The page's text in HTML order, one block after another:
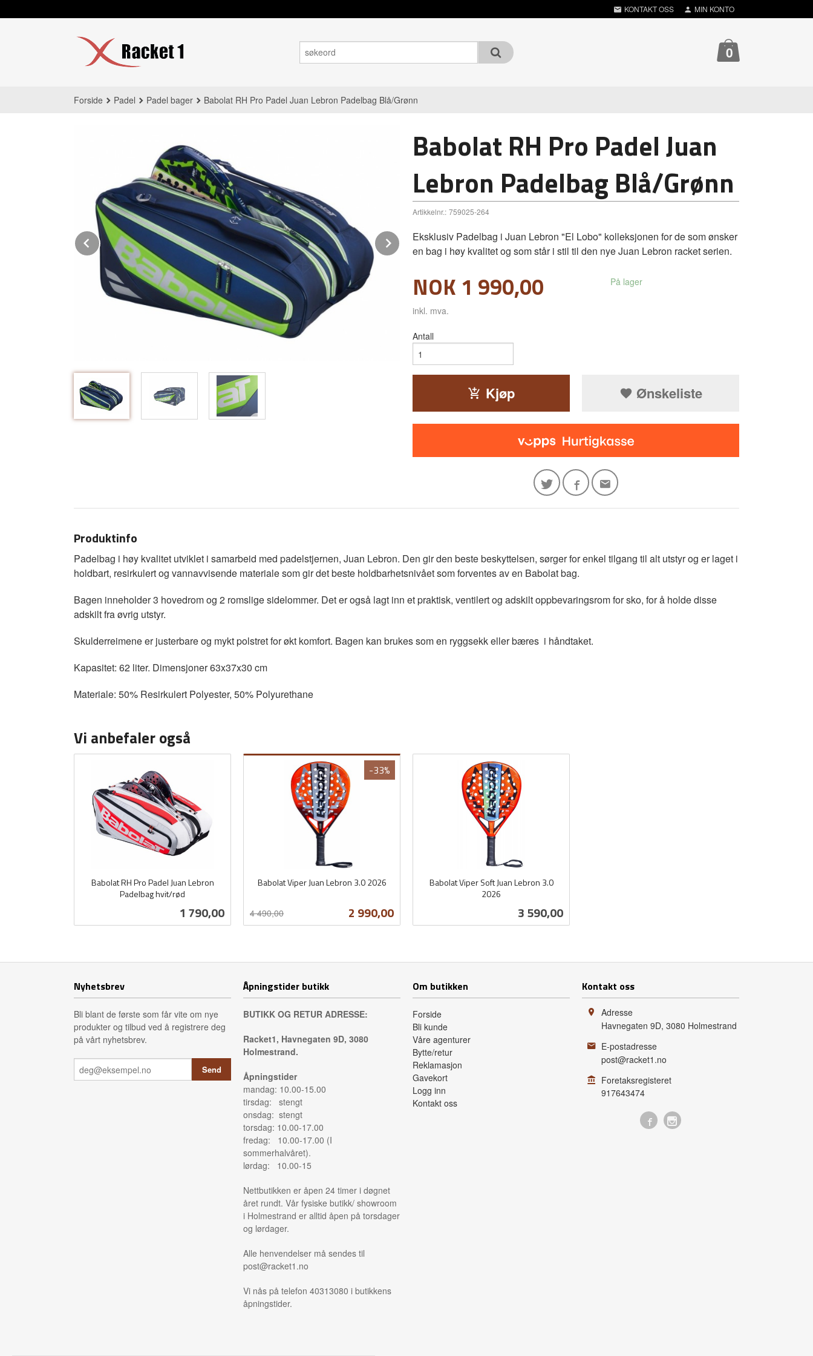
til
KONTAKT OSS MIN KONTO
0
Forside Padel Padel bager Babolat RH Pro Padel Juan Lebron Padelbag Blå/Grønn
Prev Next
Babolat RH Pro Padel Juan
Lebron Padelbag Blå/Grønn
Artikkelnr.: 759025-264
Eksklusiv Padelbag i Juan Lebron "El Lobo" kolleksjonen for de som ønsker
en bag i høy kvalitet og som står i stil til den nye Juan Lebron racket serien.
Pris
NOK 1 990,00
inkl. mva.
På lager
Antall
Kjøp Ønskeliste
Produktinfo
Padelbag i høy kvalitet utviklet i samarbeid med padelstjernen, Juan Lebron. Den gir den beste beskyttelsen, sørger for enkel tilgang til alt utstyr og er laget i
holdbart, resirkulert og vannavvisende materiale som gir det beste holdbarhetsnivået som forventes av en Babolat bag.
Bagen inneholder 3 hovedrom og 2 romslige sidelommer. Det er også lagt inn et praktisk, ventilert og adskilt oppbevaringsrom for sko, for å holde disse
adskilt fra øvrig utstyr.
Skulderreimene er justerbare og mykt polstret for økt komfort. Bagen kan brukes som en ryggsekk eller bæres i håndtaket.
Kapasitet: 62 liter. Dimensjoner 63x37x30 cm
Materiale: 50% Resirkulert Polyester, 50% Polyurethane
Vi anbefaler også
Babolat RH Pro Padel Juan Lebron
Padelbag hvit/rød
Pris
1 790,00
Babolat Viper Juan Lebron 3.0 2026
Tilbud
2 990,00
4 490,00
-33%
Babolat Viper Soft Juan Lebron 3.0
2026
Pris
3 590,00
Nyhetsbrev
Bli blant de første som får vite om nye
produkter og tilbud ved å registrere deg
på vårt nyhetsbrev.
Åpningstider butikk
BUTIKK OG RETUR ADRESSE:
Racket1, Havnegaten 9D, 3080
Holmestrand.
Åpningstider
mandag: 10.00-15.00
tirsdag: stengt
onsdag: stengt
torsdag: 10.00-17.00
fredag: 10.00-17.00 (I
sommerhalvåret).
lørdag: 10.00-15
Nettbutikken er åpen 24 timer i døgnet
året rundt. Vår fysiske butikk/ showroom
i Holmestrand er alltid åpen på torsdager
og lørdager.
Alle henvendelser må sendes til
post@racket1.no
Vi nås på telefon 40313080 i butikkens
åpningstider.
Om butikken
Forside
Bli kunde
Våre agenturer
Bytte/retur
Reklamasjon
Gavekort
Logg inn
Kontakt oss
Kontakt oss
Adresse
Havnegaten 9D, 3080 Holmestrand
E-postadresse
post@racket1.no
Foretaksregisteret
917643474